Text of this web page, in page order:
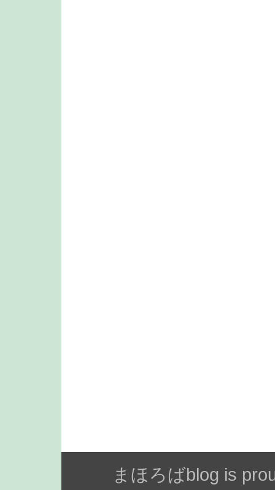
まほろばblog is